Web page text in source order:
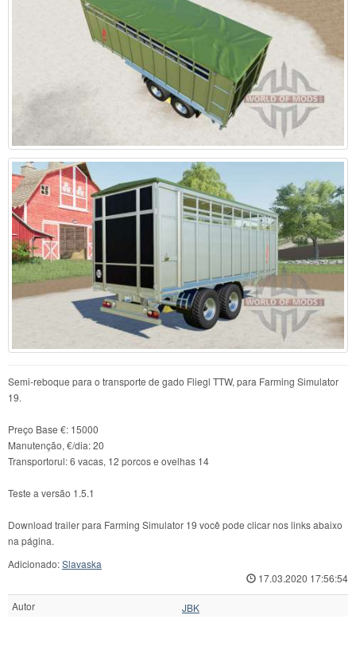
Semi-reboque para o transporte de gado Fliegl TTW, para Farming Simulator
19.
Preço Base €: 15000
Manutenção, €/dia: 20
Transportorul: 6 vacas, 12 porcos e ovelhas 14
Teste a versão 1.5.1
Download trailer para Farming Simulator 19 você pode clicar nos links abaixo
na página.
Adicionado:Slavaska
17.03.2020 17:56:54
Autor JBK